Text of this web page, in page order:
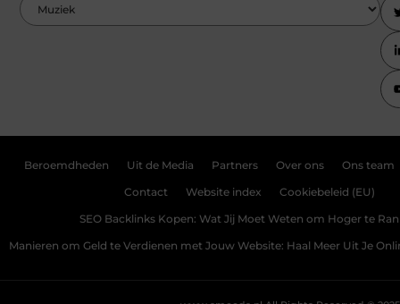
Beroemdheden Uit de Media Partners Over ons Ons team
Contact Website index Cookiebeleid (EU)
SEO Backlinks Kopen: Wat Jij Moet Weten om Hoger te
Manieren om Geld te Verdienen met Jouw Website: Haal Meer Uit Je